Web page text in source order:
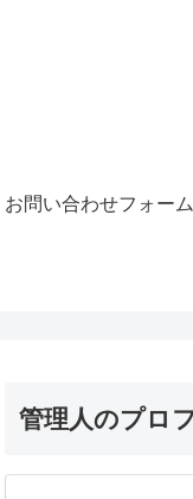
お問い合わせフォーム
管理人のプロ